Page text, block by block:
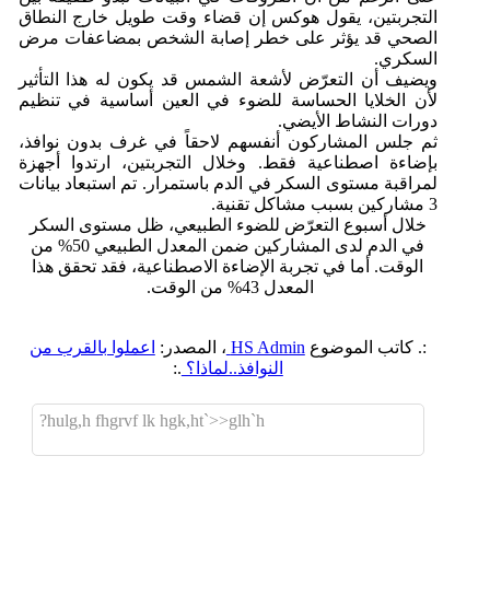
التجربتين، يقول هوكس إن قضاء وقت طويل خارج النطاق
الصحي قد يؤثر على خطر إصابة الشخص بمضاعفات مرض
السكري.
ويضيف أن التعرّض لأشعة الشمس قد يكون له هذا التأثير
لأن الخلايا الحساسة للضوء في العين أساسية في تنظيم
دورات النشاط الأيضي.
ثم جلس المشاركون أنفسهم لاحقاً في غرف بدون نوافذ،
بإضاءة اصطناعية فقط. وخلال التجربتين، ارتدوا أجهزة
لمراقبة مستوى السكر في الدم باستمرار. تم استبعاد بيانات
3 مشاركين بسبب مشاكل تقنية.
خلال أسبوع التعرّض للضوء الطبيعي، ظل مستوى السكر
في الدم لدى المشاركين ضمن المعدل الطبيعي 50% من
الوقت. أما في تجربة الإضاءة الاصطناعية، فقد تحقق هذا
المعدل 43% من الوقت.
:. كاتب الموضوع HS Admin ، المصدر:
اعملوا بالقرب من
النوافذ..لماذا؟ .:
hulg,h fhgrvf lk hgk,ht`>>glh`h?